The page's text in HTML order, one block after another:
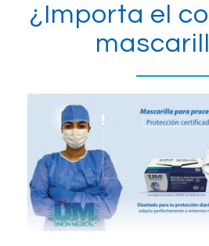
¿Importa el